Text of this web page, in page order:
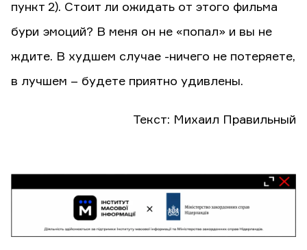
пункт 2). Стоит ли ожидать от этого фильма
бури эмоций? В меня он не «попал» и вы не
ждите. В худшем случае -ничего не потеряете,
в лучшем – будете приятно удивлены.
Текст: Михаил Правильный